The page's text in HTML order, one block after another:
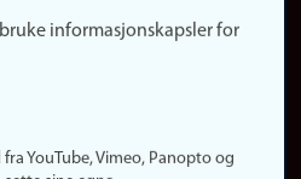
informasjonskapsler for
YouTube, Vimeo, Panopto og